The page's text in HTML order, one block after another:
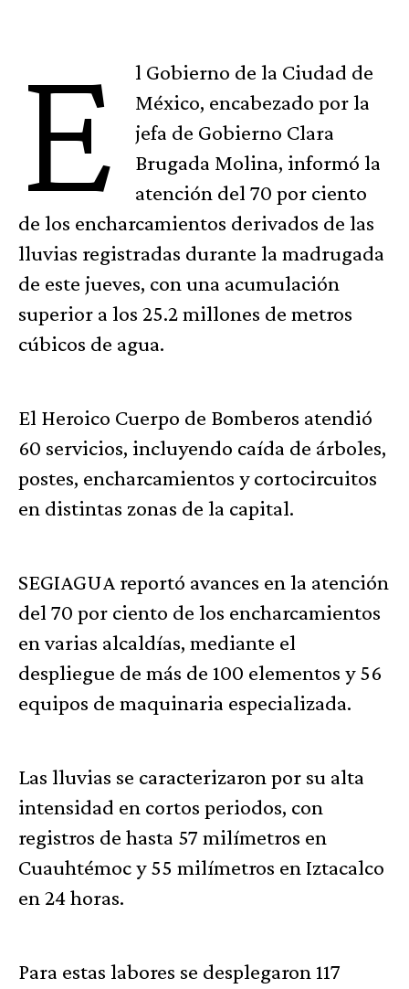
E
l Gobierno de la Ciudad de
México, encabezado por la
jefa de Gobierno Clara
Brugada Molina, informó la
atención del 70 por ciento
de los encharcamientos derivados de las
lluvias registradas durante la madrugada
de este jueves, con una acumulación
superior a los 25.2 millones de metros
cúbicos de agua.
El Heroico Cuerpo de Bomberos atendió
60 servicios, incluyendo caída de árboles,
postes, encharcamientos y cortocircuitos
en distintas zonas de la capital.
SEGIAGUA reportó avances en la atención
del 70 por ciento de los encharcamientos
en varias alcaldías, mediante el
despliegue de más de 100 elementos y 56
equipos de maquinaria especializada.
Las lluvias se caracterizaron por su alta
intensidad en cortos periodos, con
registros de hasta 57 milímetros en
Cuauhtémoc y 55 milímetros en Iztacalco
en 24 horas.
Para estas labores se desplegaron 117